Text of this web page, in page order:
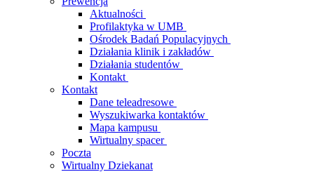
Aktualności
Profilaktyka w UMB
Ośrodek Badań Populacyjnych
Działania klinik i zakładów
Działania studentów
Kontakt
Kontakt
Dane teleadresowe
Wyszukiwarka kontaktów
Mapa kampusu
Wirtualny spacer
Poczta
Wirtualny Dziekanat